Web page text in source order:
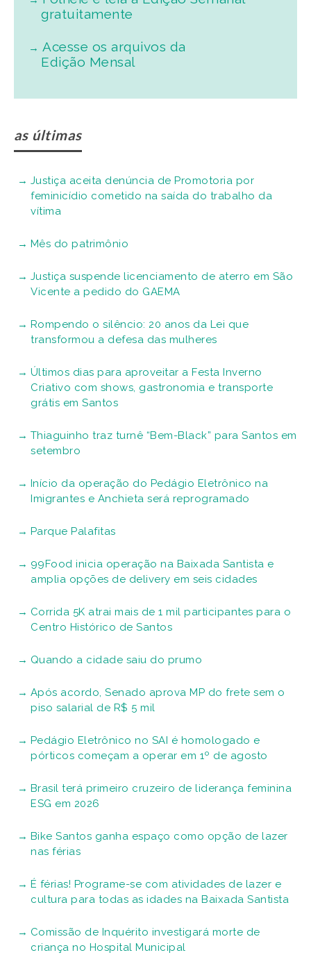
gratuitamente
Acesse os arquivos da
Edição Mensal
as últimas
Justiça aceita denúncia de Promotoria por
feminicídio cometido na saída do trabalho da
vítima
Mês do patrimônio
Justiça suspende licenciamento de aterro em São
Vicente a pedido do GAEMA
Rompendo o silêncio: 20 anos da Lei que
transformou a defesa das mulheres
Últimos dias para aproveitar a Festa Inverno
Criativo com shows, gastronomia e transporte
grátis em Santos
Thiaguinho traz turnê “Bem-Black” para Santos em
setembro
Início da operação do Pedágio Eletrônico na
Imigrantes e Anchieta será reprogramado
Parque Palafitas
99Food inicia operação na Baixada Santista e
amplia opções de delivery em seis cidades
Corrida 5K atrai mais de 1 mil participantes para o
Centro Histórico de Santos
Quando a cidade saiu do prumo
Após acordo, Senado aprova MP do frete sem o
piso salarial de R$ 5 mil
Pedágio Eletrônico no SAI é homologado e
pórticos começam a operar em 1º de agosto
Brasil terá primeiro cruzeiro de liderança feminina
ESG em 2026
Bike Santos ganha espaço como opção de lazer
nas férias
É férias! Programe-se com atividades de lazer e
cultura para todas as idades na Baixada Santista
Comissão de Inquérito investigará morte de
criança no Hospital Municipal